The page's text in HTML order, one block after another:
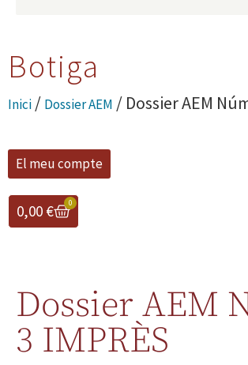
Botiga
Inici / Dossier AEM / Dossier AEM
El meu compte
0,00 € 0
Dossier AEM
3 IMPRÈS